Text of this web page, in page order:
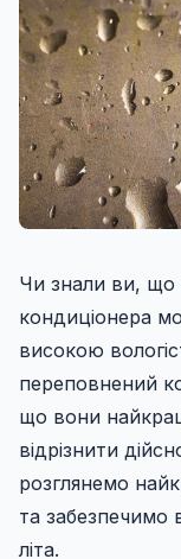
Чи знали ви, що
кондиціонера
високою
переповнений
що вони
відрізнити
розглянемо
та забезпечимо
літа.